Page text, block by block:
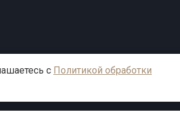
с Политикой обработки